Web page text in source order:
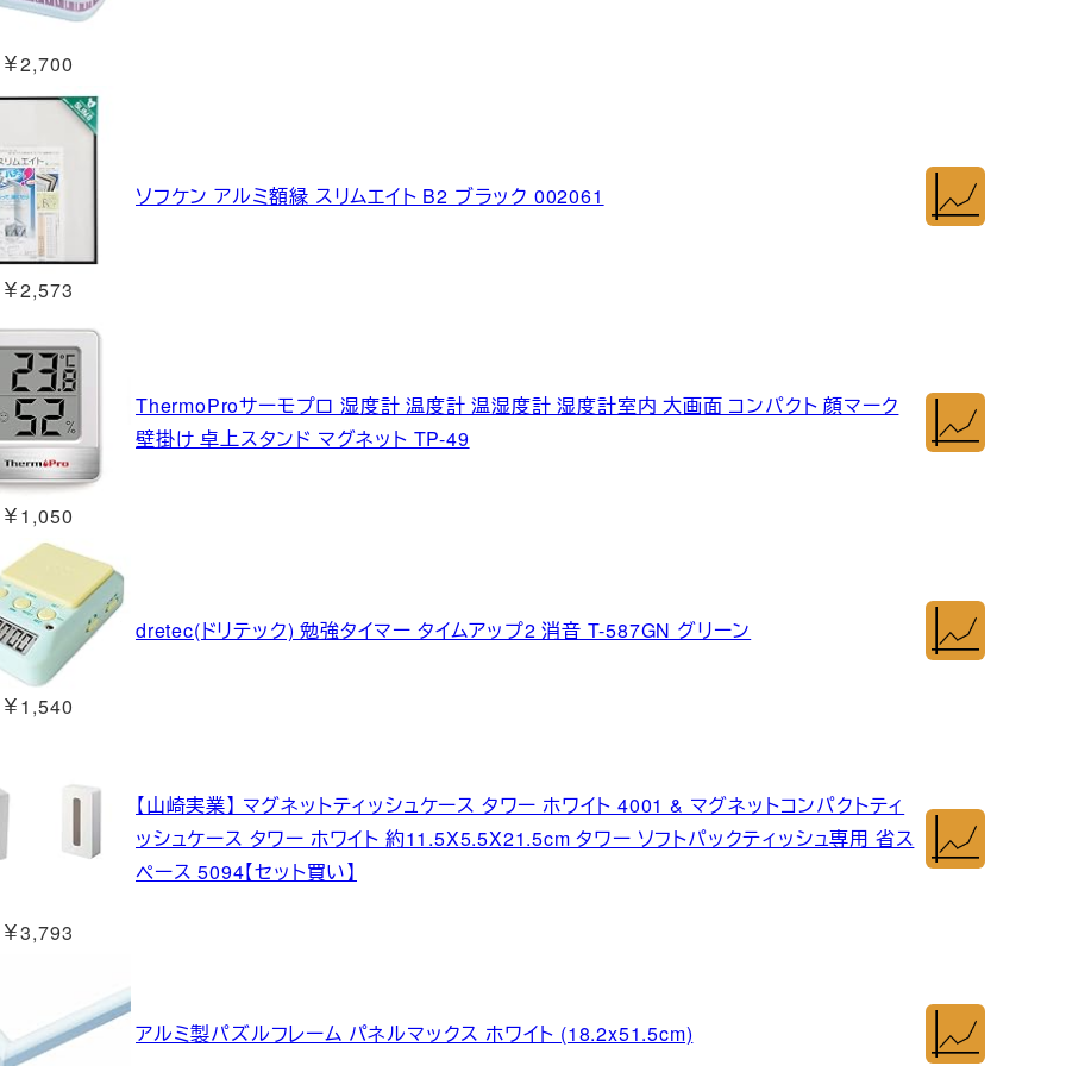
￥2,700
￥2,573
ソフケン アルミ額縁 スリムエイト B2 ブラック 002061
￥1,050
ThermoProサーモプロ 湿度計 温度計 温湿度計 湿度計室内 大画面 コンパクト 顔マーク
壁掛け 卓上スタンド マグネット TP-49
￥1,540
dretec(ドリテック) 勉強タイマー タイムアップ2 消音 T-587GN グリーン
￥3,793
【山崎実業】 マグネットティッシュケース タワー ホワイト 4001 & マグネットコンパクトティ
ッシュケース タワー ホワイト 約11.5X5.5X21.5cm タワー ソフトパックティッシュ専用 省ス
ペース 5094【セット買い】
アルミ製パズルフレーム パネルマックス ホワイト (18.2x51.5cm)